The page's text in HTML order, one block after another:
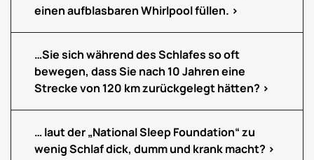
einen aufblasbaren Whirlpool füllen.
…Sie sich während des Schlafes so oft
bewegen, dass Sie nach 10 Jahren eine
Strecke von 120 km zurückgelegt hätten?
… laut der „National Sleep Foundation“ zu
wenig Schlaf dick, dumm und krank macht?